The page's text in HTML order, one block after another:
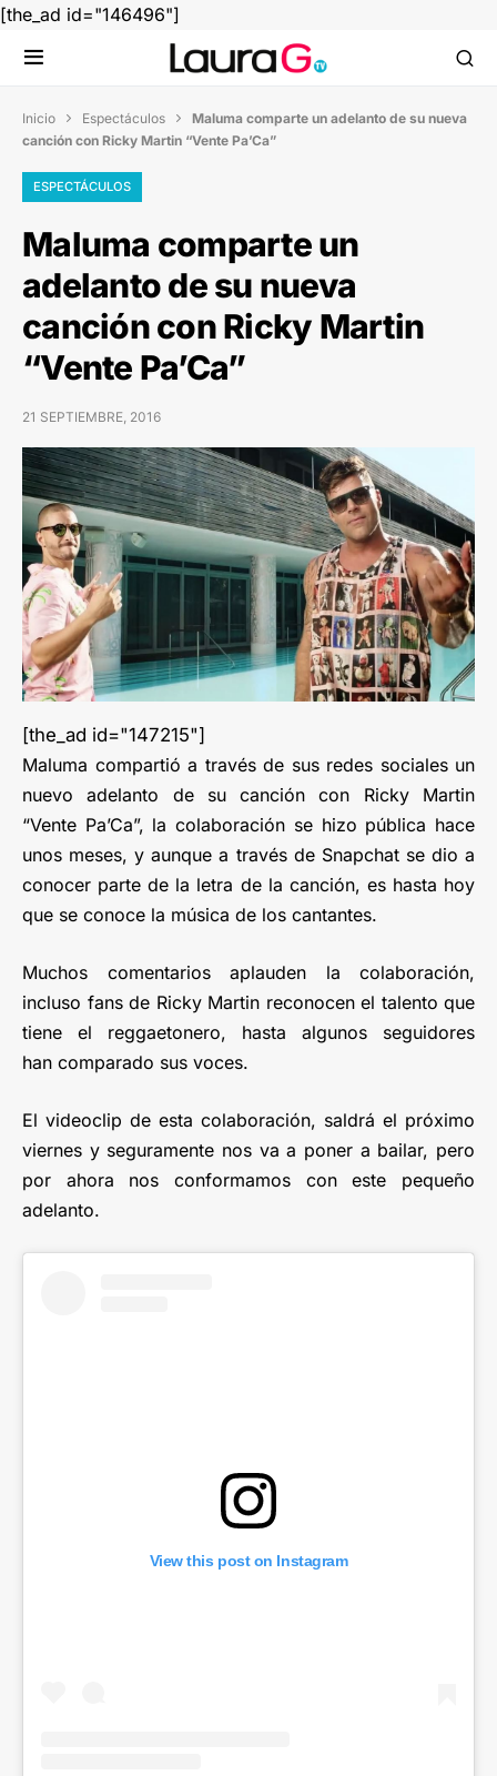
[the_ad id="146496"]
Inicio  Espectáculos  Maluma comparte un adelanto de su nueva
canción con Ricky Martin “Vente Pa’Ca”
ESPECTÁCULOS
Maluma comparte un
adelanto de su nueva
canción con Ricky Martin
“Vente Pa’Ca”
21 SEPTIEMBRE, 2016
[the_ad id="147215"]
Maluma compartió a través de sus redes sociales un
nuevo adelanto de su canción con Ricky Martin
“Vente Pa’Ca”, la colaboración se hizo pública hace
unos meses, y aunque a través de Snapchat se dio a
conocer parte de la letra de la canción, es hasta hoy
que se conoce la música de los cantantes.
Muchos comentarios aplauden la colaboración,
incluso fans de Ricky Martin reconocen el talento que
tiene el reggaetonero, hasta algunos seguidores
han comparado sus voces.
El videoclip de esta colaboración, saldrá el próximo
viernes y seguramente nos va a poner a bailar, pero
por ahora nos conformamos con este pequeño
adelanto.
View this post on Instagram